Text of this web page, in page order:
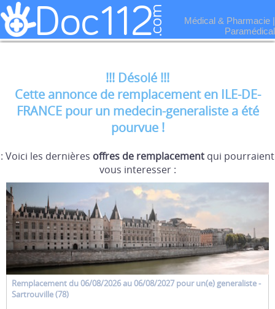
Médical & Pharmacie |
Paramédical
!!! Désolé !!!
Cette annonce de remplacement en ILE-DE-
FRANCE pour un medecin-generaliste a été
pourvue !
: Voici les dernières offres de remplacement qui pourraient
vous interesser :
Remplacement du 06/08/2026 au 06/08/2027 pour un(e) generaliste-
Sartrouville (78)